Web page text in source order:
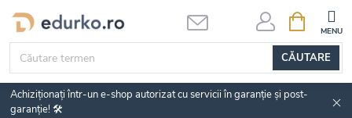
Treci
conținut
CĂUTARE
DE
Achiziționați într-un e-shop autorizat cu servicii în garanție și post-
garanție! 🛠️